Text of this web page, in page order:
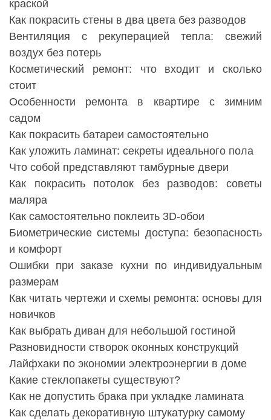
краской
Как покрасить стены в два цвета без разводов
Вентиляция с рекуперацией тепла: свежий
воздух без потерь
Косметический ремонт: что входит и сколько
стоит
Особенности ремонта в квартире с зимним
садом
Как покрасить батареи самостоятельно
Как уложить ламинат: секреты идеального пола
Что собой представляют тамбурные двери
Как покрасить потолок без разводов: советы
маляра
Как самостоятельно поклеить 3D-обои
Биометрические системы доступа: безопасность
и комфорт
Ошибки при заказе кухни по индивидуальным
размерам
Как читать чертежи и схемы ремонта: основы для
новичков
Как выбрать диван для небольшой гостиной
Разновидности створок оконных конструкций
Лайфхаки по экономии электроэнергии в доме
Какие стеклопакеты существуют?
Как не допустить брака при укладке ламината
Как сделать декоративную штукатурку самому